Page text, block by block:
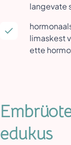
langevate
limaskest
ette
edukus